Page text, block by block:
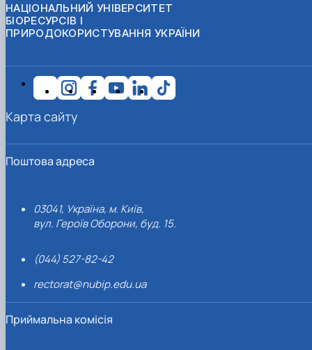
НАЦІОНАЛЬНИЙ УНІВЕРСИТЕТ
БІОРЕСУРСІВ І
ПРИРОДОКОРИСТУВАННЯ УКРАЇНИ
Поштова адреса
03041, Україна, м. Київ,
вул. Героїв Оборони, буд. 15.
(044) 527-82-42
rectorat@nubip.edu.ua
Приймальна комісія
Карта сайту